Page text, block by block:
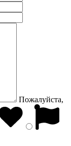
Пожалуйста,